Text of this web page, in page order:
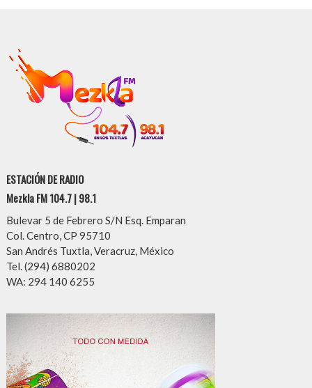
ESTACIÓN DE RADIO
Mezkla FM 104.7 | 98.1
Bulevar 5 de Febrero S/N Esq. Emparan
Col. Centro, CP 95710
San Andrés Tuxtla, Veracruz, México
Tel. (294) 6880202
WA: 294 140 6255